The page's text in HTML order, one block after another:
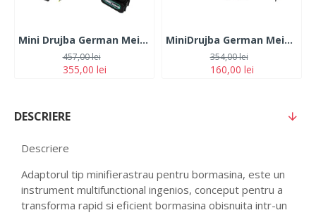
Mini Drujba German Meister 128V, 10Ah, cu 2 Acumulatori, Lama 20CM, Albastra
355,00 lei
457,00 lei
MiniDrujba German Meister, 36V, 5Ah, 2 Acumulatori, Lama 15CM, Neagra
160,00 lei
354,00 lei
DESCRIERE
Descriere
Adaptorul tip minifierastrau pentru bormasina, este un
instrument multifunctional ingenios, conceput pentru a
transforma rapid si eficient bormasina obisnuita intr-un